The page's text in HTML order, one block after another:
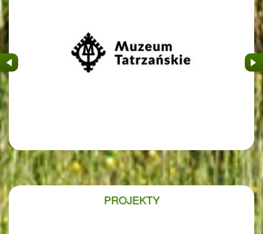
&nbsp
PROJEKTY